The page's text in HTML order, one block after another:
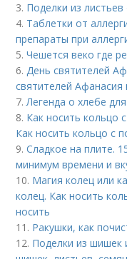
3. Поделки из
4. Таблетки от
препараты при
5.Чешется веко где
6.День святителей
святителей Афанасия
7.Легенда о хлебе
8. Как носить кольцо
Как носить кольцо с
9.Сладкое на плите.
минимум времени и
10. Магия колец или
колец. Как носить
носить
11. Ракушки, как
12. Поделки из шишек